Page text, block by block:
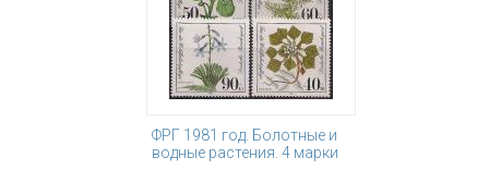
ФРГ 1981 год. Болотные и
водные растения. 4 марки